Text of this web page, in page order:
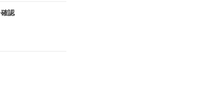
認